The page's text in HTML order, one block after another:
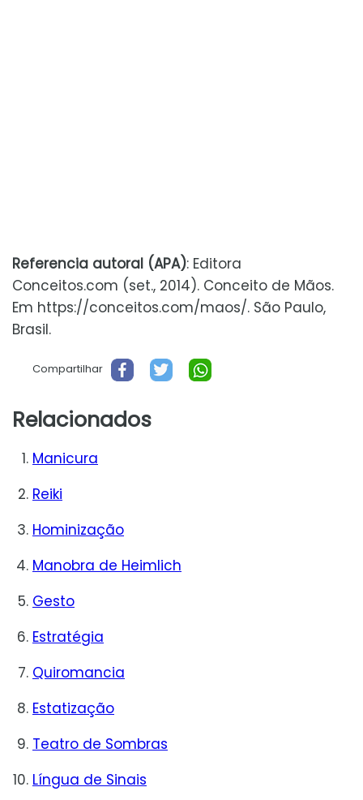
Referencia autoral (APA): Editora
Conceitos.com (set., 2014). Conceito de Mãos.
Em https://conceitos.com/maos/. São Paulo,
Brasil.
Compartilhar
Relacionados
Manicura
Reiki
Hominização
Manobra de Heimlich
Gesto
Estratégia
Quiromancia
Estatização
Teatro de Sombras
Língua de Sinais